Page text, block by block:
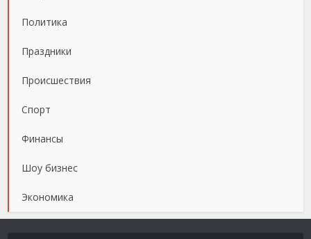
Политика
Праздники
Происшествия
Спорт
Финансы
Шоу бизнес
Экономика